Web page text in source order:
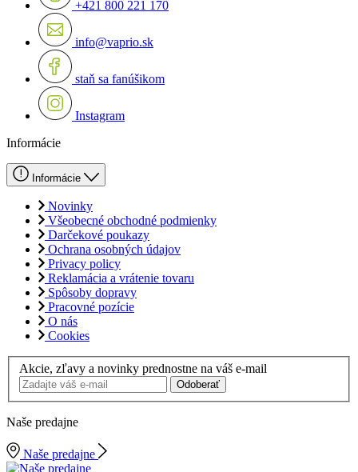
+421 800 221 170
info@vaprio.sk
staň sa fanúšikom
Instagram
Informácie
Informácie
Novinky
Všeobecné obchodné podmienky
Darčekové poukazy
Ochrana osobných údajov
Privacy policy
Reklamácia a vrátenie tovaru
Spôsoby dopravy
Pracovné pozície
O nás
Cookies
Akcie, zľavy a novinky prednostne na váš e-mail
Odoberať
Naše predajne
Naše predajne